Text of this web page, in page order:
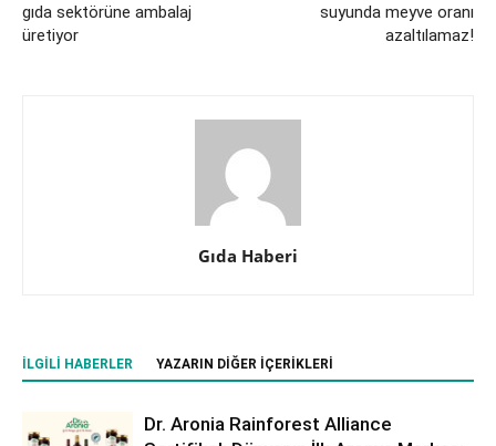
gıda sektörüne ambalaj
üretiyor
suyunda meyve oranı
azaltılamaz!
Gıda Haberi
İLGILI HABERLER YAZARIN DIĞER İÇERIKLERI
Dr. Aronia Rainforest Alliance